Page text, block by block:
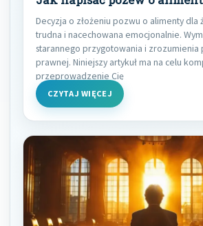
Decyzja o złożeniu pozwu o alimenty dla
trudna i nacechowana emocjonalnie.
starannego przygotowania i zrozumienia
prawnej. Niniejszy artykuł ma na celu
przeprowadzenie Cię
CZYTAJ WIĘCEJ